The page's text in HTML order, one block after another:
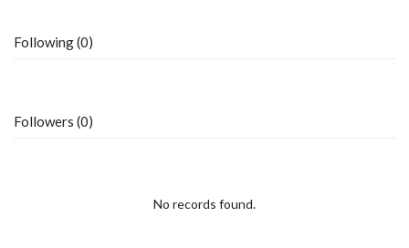
Business
Following (0)
Followers (0)
No records found.